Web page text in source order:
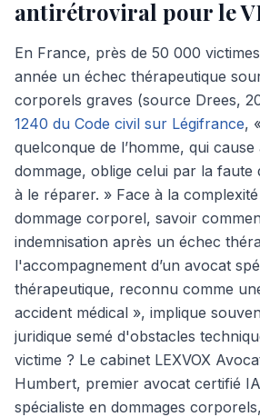
antirétroviral pour le
En France, près de 50 000
année un échec thérapeutique
corporels graves (source Drees,
1240 du Code civil sur Légifrance,
quelconque de l’homme, qui
dommage, oblige celui par la faute
à le réparer. » Face à la
dommage corporel, savoir
indemnisation après un échec
l'accompagnement d’un avocat
thérapeutique, reconnu comme
accident médical », implique
juridique semé d'obstacles
victime ? Le cabinet LEXVOX
Humbert, premier avocat certifié
spécialiste en dommages